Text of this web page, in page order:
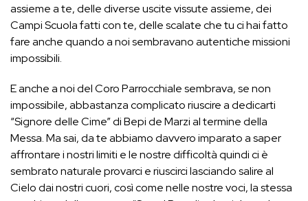
assieme a te, delle diverse uscite vissute assieme, dei
Campi Scuola fatti con te, delle scalate che tu ci hai fatto
fare anche quando a noi sembravano autentiche missioni
impossibili.
E anche a noi del Coro Parrocchiale sembrava, se non
impossibile, abbastanza complicato riuscire a dedicarti
“Signore delle Cime” di Bepi de Marzi al termine della
Messa. Ma sai, da te abbiamo davvero imparato a saper
affrontare i nostri limiti e le nostre difficoltà quindi ci è
sembrato naturale provarci e riuscirci lasciando salire al
Cielo dai nostri cuori, così come nelle nostre voci, la stessa